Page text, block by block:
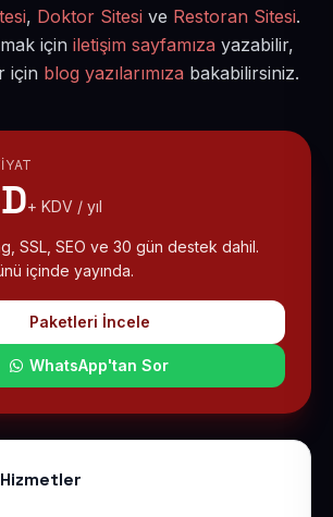
, Doktor Sitesi ve Restoran Sitesi.
için iletişim sayfamıza yazabilir,
için blog yazılarımıza bakabilirsiniz.
+ KDV / yıl
SSL, SEO ve 30 gün destek dahil.
içinde yayında.
Paketleri İncele
WhatsApp'tan Sor
Hizmetler